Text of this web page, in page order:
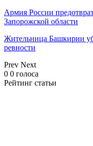
Армия России
Запорожской области
Жительница Башкирии
ревности
Prev Next
0 0 голоса
Рейтинг статьи